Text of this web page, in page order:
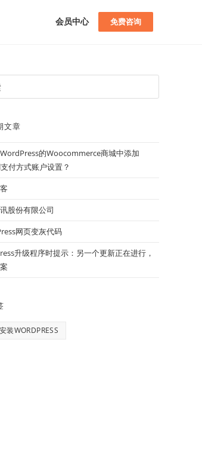
会员中心 免费咨询
文章
的Woocommerce商城中添加
付方式账户设置？
股份有限公司
网页变灰代码
升级程序时提示：另一个更新正在进行，
装WORDPRESS